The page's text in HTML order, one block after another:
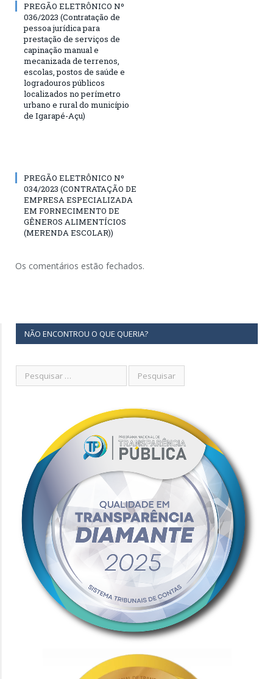
PREGÃO ELETRÔNICO Nº
036/2023 (Contratação de
pessoa jurídica para
prestação de serviços de
capinação manual e
mecanizada de terrenos,
escolas, postos de saúde e
logradouros públicos
localizados no perímetro
urbano e rural do município
de Igarapé-Açu)
PREGÃO ELETRÔNICO Nº
034/2023 (CONTRATAÇÃO DE
EMPRESA ESPECIALIZADA
EM FORNECIMENTO DE
GÊNEROS ALIMENTÍCIOS
(MERENDA ESCOLAR))
Os comentários estão fechados.
NÃO ENCONTROU O QUE QUERIA?